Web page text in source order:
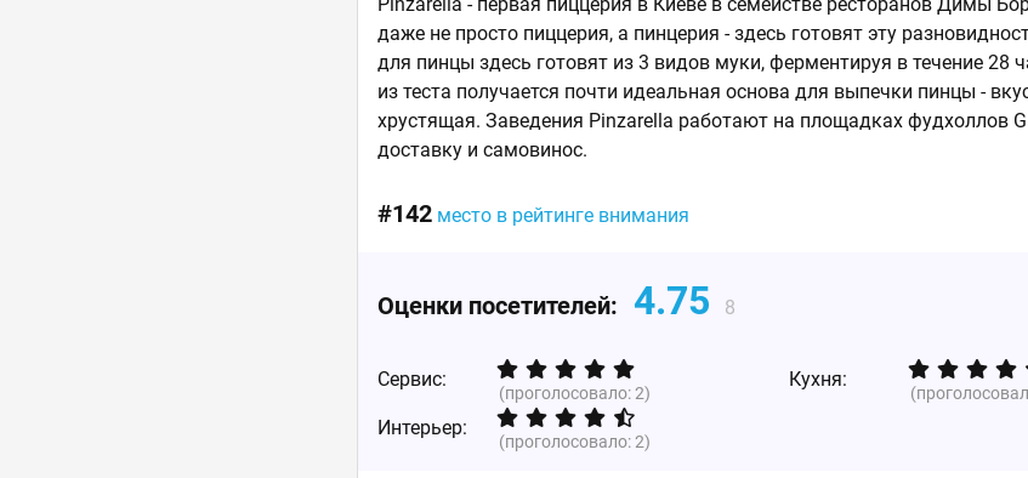
даже не просто пиццерия, а пинцерия - здесь готовят эту
для пинцы здесь готовят из 3 видов муки, ферментируя в течение 28
из теста получается почти идеальная основа для выпечки пинцы -
хрустящая. Заведения Pinzarella работают на площадках фудхоллов
доставку и самовинос.
#142 место в рейтинге внимания
Оценки посетителей: 4.75 8
Сервис:
(проголосовало:2)
Кухня:
Интерьер:
(проголосовало:2)